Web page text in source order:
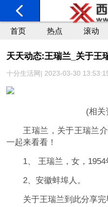
首页 热点 滚动
天天动态:王瑞兰_关于王
十分生活网| 2023-03-30
(相关
王瑞兰，关于王瑞兰
一起来看看！
1、 王瑞兰，女，1954
2、安徽蚌埠人。
关于王瑞兰到此分享完